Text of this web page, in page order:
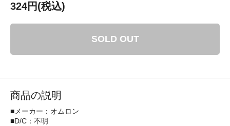
324円(税込)
SOLD OUT
商品の説明
■メーカー：オムロン
■D/C：不明